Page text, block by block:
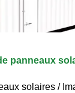
panneaux
solaires /